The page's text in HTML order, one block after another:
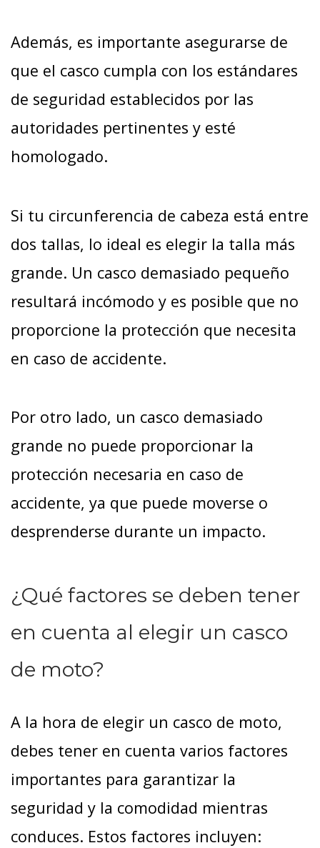
Además, es importante asegurarse de
que el casco cumpla con los estándares
de seguridad establecidos por las
autoridades pertinentes y esté
homologado.
Si tu circunferencia de cabeza está entre
dos tallas, lo ideal es elegir la talla más
grande. Un casco demasiado pequeño
resultará incómodo y es posible que no
proporcione la protección que necesita
en caso de accidente.
Por otro lado, un casco demasiado
grande no puede proporcionar la
protección necesaria en caso de
accidente, ya que puede moverse o
desprenderse durante un impacto.
¿Qué factores se deben tener
en cuenta al elegir un casco
de moto?
A la hora de elegir un casco de moto,
debes tener en cuenta varios factores
importantes para garantizar la
seguridad y la comodidad mientras
conduces. Estos factores incluyen: